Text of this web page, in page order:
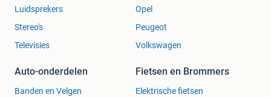
Luidsprekers
Stereo's
Televisies
Opel
Peugeot
Volkswagen
Auto-onderdelen
Banden en Velgen
Fietsen en Brommers
Elektrische fietsen